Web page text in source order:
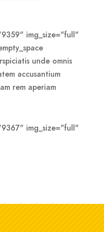
img_size="full"
unde omnis
accusantium
rem aperiam
img_size="full"